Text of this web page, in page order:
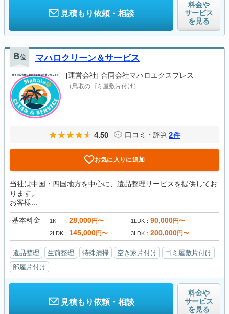
見積もり依頼・相談
料金や
サービス
を見る
8位 マハロクリーン＆サービス
[運営会社] 合同会社マハロエクスプレス
（鳥取のゴミ屋敷片付け）
4.50 口コミ・評判 2件
お気に入りに追加
当社は中国・四国地方を中心に、遺品整理サービスを提供してお
ります。
お客様...
基本料金 1K 28,000円〜 1LDK 90,000円〜
2LDK 145,000円〜 3LDK 200,000円〜
遺品整理 生前整理 特殊清掃 空き家片付け
ゴミ屋敷片付け
部屋片付け
見積もり依頼・相談
料金や
サービス
を見る